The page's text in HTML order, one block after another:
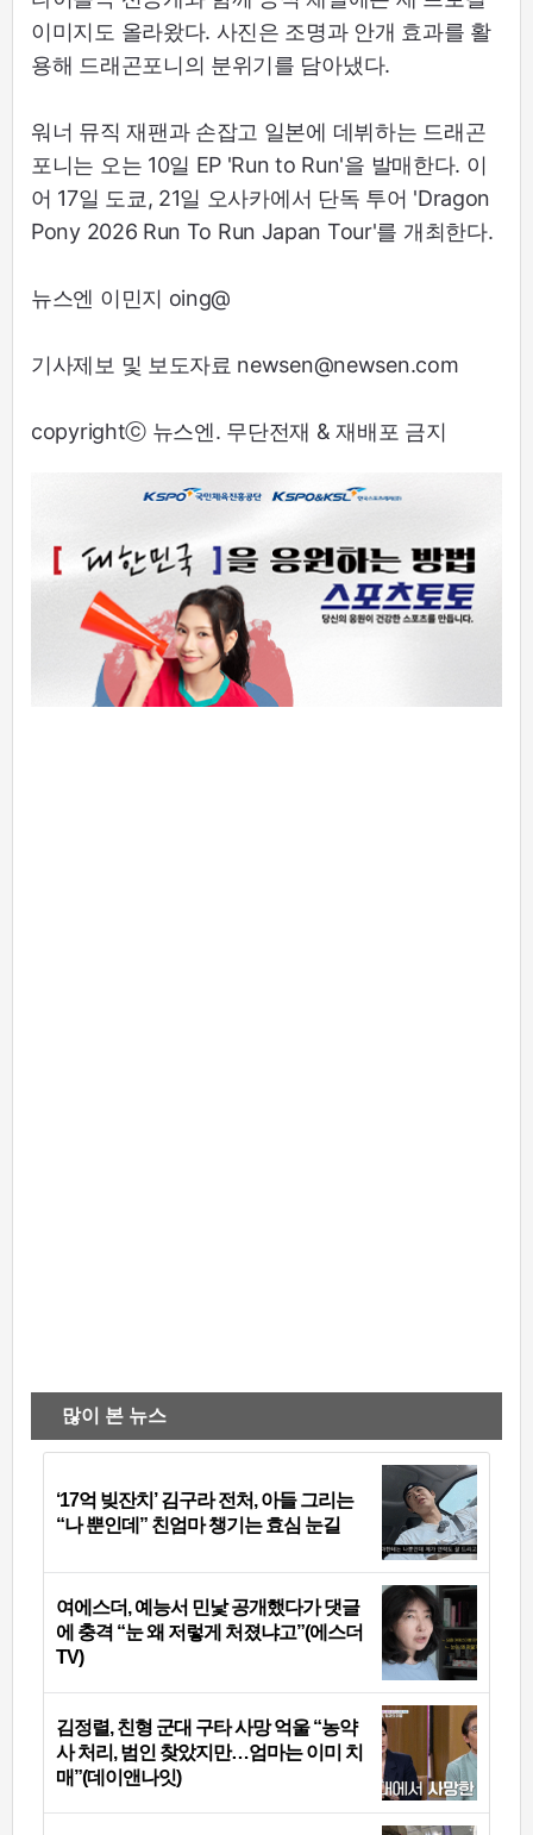
이미지도 올라왔다. 사진은 조명과 안개 효과를 활
용해 드래곤포니의 분위기를 담아냈다.
워너 뮤직 재팬과 손잡고 일본에 데뷔하는 드래곤
포니는 오는 10일 EP 'Run to Run'을 발매한다. 이
어 17일 도쿄, 21일 오사카에서 단독 투어 'Dragon
Pony 2026 Run To Run Japan Tour'를 개최한다.
뉴스엔 이민지 oing@
기사제보 및 보도자료 newsen@newsen.com
copyrightⓒ 뉴스엔. 무단전재 & 재배포 금지
많이 본 뉴스
‘17억 빚잔치’ 김구라 전처, 아들 그리는
“나 뿐인데” 친엄마 챙기는 효심 눈길
여에스더, 예능서 민낯 공개했다가 댓글
에 충격 “눈 왜 저렇게 처졌냐고”(에스더
TV)
김정렬, 친형 군대 구타 사망 억울 “농약
사 처리, 범인 찾았지만…엄마는 이미 치
매”(데이앤나잇)